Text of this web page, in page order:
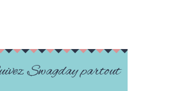
Swagday partout